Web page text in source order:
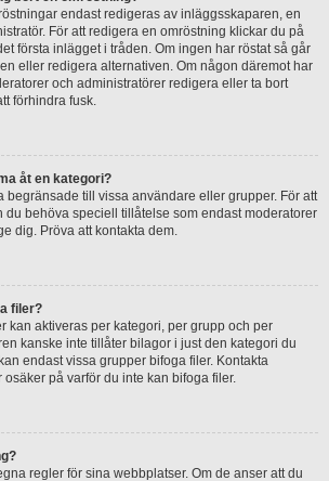
endast redigeras av inläggsskaparen, en
För att redigera en omröstning klickar du på
första inlägget i tråden. Om ingen har röstat så går
eller redigera alternativen. Om någon däremot har
och administratörer redigera eller ta bort
förhindra fusk.
åt en kategori?
begränsade till vissa användare eller grupper. För att
du behöva speciell tillåtelse som endast moderatorer
dig. Pröva att kontakta dem.
filer?
kan aktiveras per kategori, per grupp och per
kanske inte tillåter bilagor i just den kategori du
endast vissa grupper bifoga filer. Kontakta
på varför du inte kan bifoga filer.
regler för sina webbplatser. Om de anser att du